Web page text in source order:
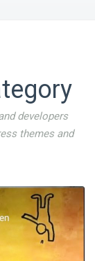
developers
themes and